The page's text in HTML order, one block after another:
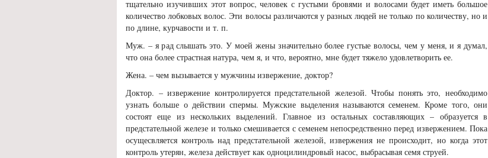
тщательно изучивших этот вопрос, человек с густыми бровями и волосами будет иметь большое
количество лобковых волос. Эти волосы различаются у разных людей не только по количеству, но и
по длине, курчавости и т. п.
Муж. – я рад слышать это. У моей жены значительно более густые волосы, чем у меня, и я думал,
что она более страстная натура, чем я, и что, вероятно, мне будет тяжело удовлетворить ее.
Жена. – чем вызывается у мужчины извержение, доктор?
Доктор. – извержение контролируется предстательной железой. Чтобы понять это, необходимо
узнать больше о действии спермы. Мужские выделения называются семенем. Кроме того, они
состоят еще из нескольких выделений. Главное из остальных составляющих – образуется в
предстательной железе и только смешивается с семенем непосредственно перед извержением. Пока
осущесвляется контроль над предстательной железой, извержения не происходит, но когда этот
контроль утерян, железа действует как одноцилиндровый насос, выбрасывая семя струей.